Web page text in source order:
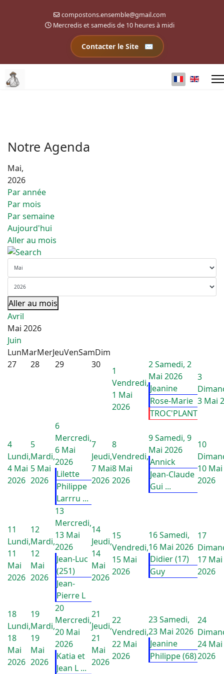
compostons.ensemble@gmail.com
Mercredis et samedis de 10 heures à midi
Contacter le Site
Notre Agenda
Mai,
2026
Par année
Par mois
Par semaine
Aujourd'hui
Aller au mois
Aller au mois
Avril
Mai 2026
Juin
LunMarMerJeuVenSamDim
27
28 29 30
1
Vendredi,
1 Mai
2026
2Samedi, 2
Mai 2026
Jeanine
Rose-Marie
TROC'PLANT
3
3 Mai
4
Lundi,
4 Mai
2026
5
Mardi,
5 Mai
2026
6
Mercredi,
6 Mai
2026
Lilette
Philippe
Larrru ...
7
Jeudi,
7 Mai
2026
8
Vendredi,
8 Mai
2026
9Samedi, 9
Mai 2026
Annick
Jean-Claude
Gui ...
10
10 Mai
2026
11
Lundi,
11
Mai
2026
12
Mardi,
12
Mai
2026
13
Mercredi,
13 Mai
2026
Jean-Luc
(251)
Jean-
Pierre L
14
Jeudi,
14
Mai
2026
15
Vendredi,
15 Mai
2026
16Samedi,
16 Mai 2026
Didier (17)
Guy
17
17 Mai
2026
18
Lundi,
18
Mai
2026
19
Mardi,
19
Mai
2026
20
Mercredi,
20 Mai
2026
Katia et
Jean L ...
21
Jeudi,
21
Mai
2026
22
Vendredi,
22 Mai
2026
23Samedi,
23 Mai 2026
Jeanine
Philippe (68)
24
24 Mai
2026